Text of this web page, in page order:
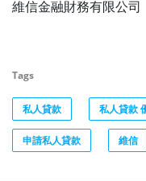
維信金融財務有限公司
Tags
私人貸款 私人貸款
申請私人貸款 維信